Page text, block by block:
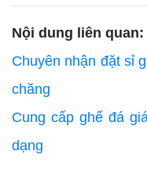
Nội dung liên quan:
Chuyên nhận đặt sỉ
chăng
Cung cấp ghế đá
dạng